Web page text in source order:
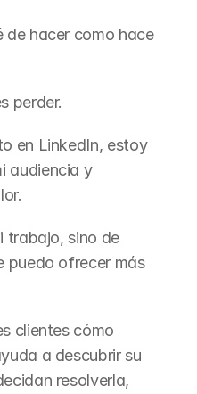
de hacer como hace
perder.
en LinkedIn, estoy
audiencia y
trabajo, sino de
puedo ofrecer más
clientes cómo
a descubrir su
resolverla,